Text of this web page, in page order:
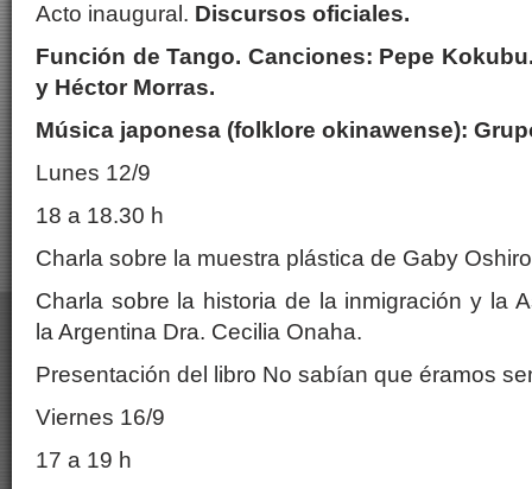
Acto inaugural. Discursos oficiales.
Función de Tango. Canciones: Pepe
y Héctor Morras.
Música japonesa (folklore okinawense):
Lunes 12/9
18 a 18.30 h
Charla sobre la muestra plástica de Gaby
Charla sobre la historia de la inmigración y la
la Argentina Dra. Cecilia Onaha.
Presentación del libro No sabían que éramos
Viernes 16/9
17 a 19 h